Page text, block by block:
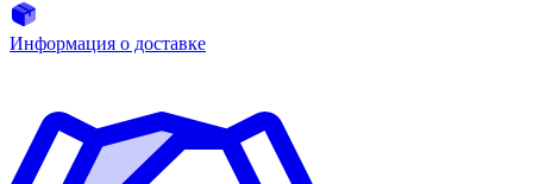
Информация о доставке